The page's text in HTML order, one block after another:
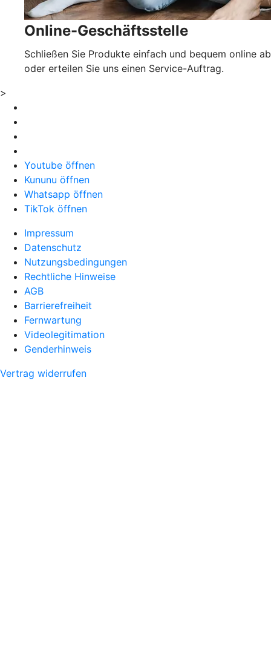
Online-Geschäftsstelle
Schließen Sie Produkte einfach und bequem online ab
oder erteilen Sie uns einen Service-Auftrag.
>
Youtube öffnen
Kununu öffnen
Whatsapp öffnen
TikTok öffnen
Impressum
Datenschutz
Nutzungsbedingungen
Rechtliche Hinweise
AGB
Barrierefreiheit
Fernwartung
Videolegitimation
Genderhinweis
Vertrag widerrufen